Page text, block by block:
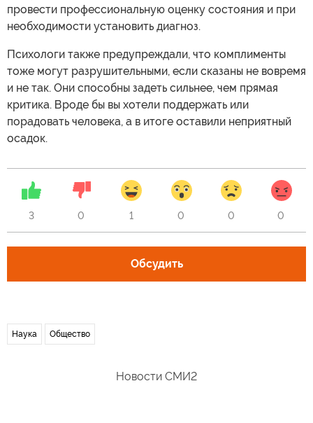
провести профессиональную оценку состояния и при
необходимости установить диагноз.
Психологи также предупреждали, что комплименты
тоже могут разрушительными, если сказаны не вовремя
и не так. Они способны задеть сильнее, чем прямая
критика. Вроде бы вы хотели поддержать или
порадовать человека, а в итоге оставили неприятный
осадок.
3 0 1 0 0 0
Обсудить
Наука Общество
Новости СМИ2